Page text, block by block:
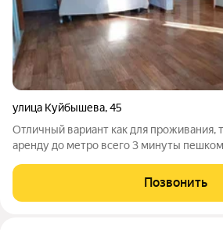
улица Куйбышева,45
Отличный вариант как для проживания,
аренду до метро всего 3 минуты пешком. О квартире Общая
балкон Дополнительно оборудована
угловая,
Позвонить